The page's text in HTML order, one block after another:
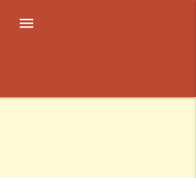
